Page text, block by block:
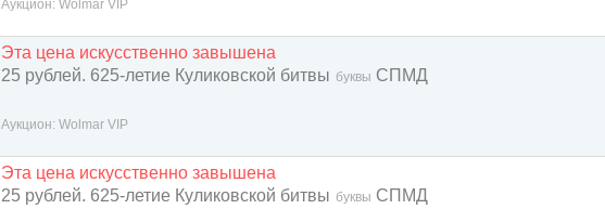
Аукцион: Wolmar VIP
Эта цена искусственно завышена
25 рублей. 625-летие Куликовской битвы буквы СПМД
Аукцион: Wolmar VIP
Эта цена искусственно завышена
25 рублей. 625-летие Куликовской битвы буквы СПМД